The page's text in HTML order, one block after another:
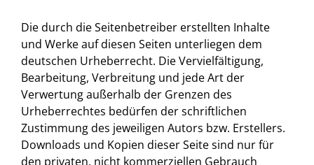
Die durch die Seitenbetreiber erstellten Inhalte
und Werke auf diesen Seiten unterliegen dem
deutschen Urheberrecht. Die Vervielfältigung,
Bearbeitung, Verbreitung und jede Art der
Verwertung außerhalb der Grenzen des
Urheberrechtes bedürfen der schriftlichen
Zustimmung des jeweiligen Autors bzw. Erstellers.
Downloads und Kopien dieser Seite sind nur für
den privaten, nicht kommerziellen Gebrauch